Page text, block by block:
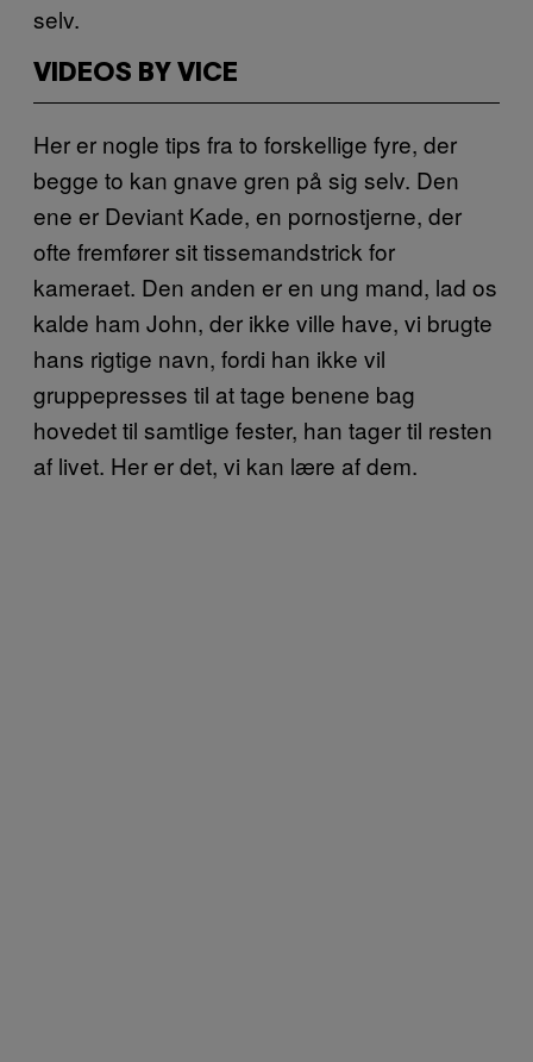
selv.
VIDEOS BY VICE
Her er nogle tips fra to forskellige fyre, der
begge to kan gnave gren på sig selv. Den
ene er Deviant Kade, en pornostjerne, der
ofte fremfører sit tissemandstrick for
kameraet. Den anden er en ung mand, lad os
kalde ham John, der ikke ville have, vi brugte
hans rigtige navn, fordi han ikke vil
gruppepresses til at tage benene bag
hovedet til samtlige fester, han tager til resten
af livet. Her er det, vi kan lære af dem.